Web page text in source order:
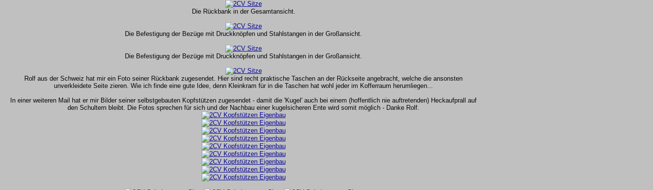
Die Rückbank in der Gesamtansicht.
Die Befestigung der Bezüge mit Druckknöpfen und Stahlstangen in der Großansicht.
Die Befestigung der Bezüge mit Druckknöpfen und Stahlstangen in der Großansicht.
Rolf aus der Schweiz hat mir ein Foto seiner Rückbank zugesendet. Hier sind recht praktische Taschen an der Rückseite angebracht, welche die ansonsten
unverkleidete Seite zieren. Wie ich finde eine gute Idee, denn Kleinkram für in die Taschen hat wohl jeder im Kofferraum herumliegen...
In einer weiteren Mail hat er mir Bilder seiner selbstgebauten Kopfstützen zugesendet - damit die 'Kugel' auch bei einem (hoffentlich nie auftretenden) Heckaufprall auf
den Schultern bleibt. Die Fotos sprechen für sich und der Nachbau einer kugelsicheren Ente wird somit möglich - Danke Rolf.